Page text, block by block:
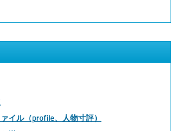
イル（profile、人物寸評）